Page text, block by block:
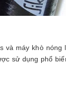
và máy khò nóng
sử dụng phổ